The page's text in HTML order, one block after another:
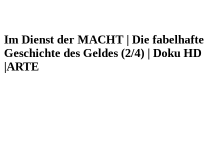
Im Dienst der MACHT | Die fabelhafte
Geschichte des Geldes (2/4) | Doku HD
|ARTE